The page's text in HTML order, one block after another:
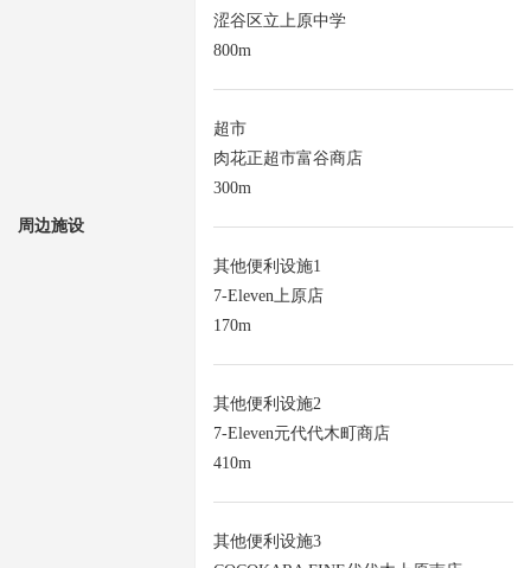
周边施设
涩谷区立上原中学
800m
超市
肉花正超市富谷商店
300m
其他便利设施1
7-Eleven上原店
170m
其他便利设施2
7-Eleven元代代木町商店
410m
其他便利设施3